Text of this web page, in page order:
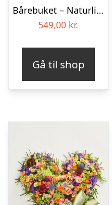
Bårebuket – Naturlig hvid
549,00 kr.
Gå til shop